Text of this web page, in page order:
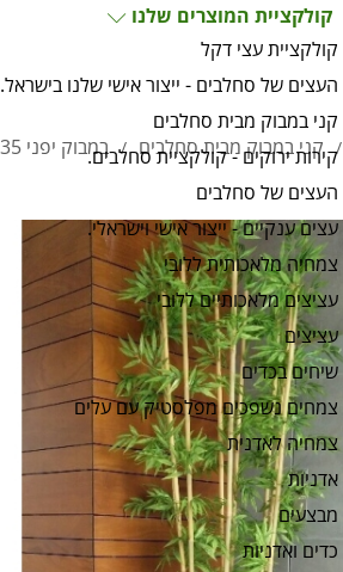
קולקציית המוצרים שלנו
קולקציית עצי דקל
העצים של סחלבים - ייצור אישי שלנו בישראל.
קני במבוק מבית סחלבים
קירות ירוקים - קולקציית סחלבים.
העצים של סחלבים
עצים ענקיים - ייצור אישי וישראלי.
צמחיה מלאכותית ללובי
עציצים מלאכותיים ללובי
עציצים
שיחים בכדים
צמחים נשפכים מפלסטיק עם עלים
צמחיה לאדנית
אדניות
מבצעים
כדים ואדניות
/ קני במבוק מבית סחלבים / במבוק יפני 2.35 מטר